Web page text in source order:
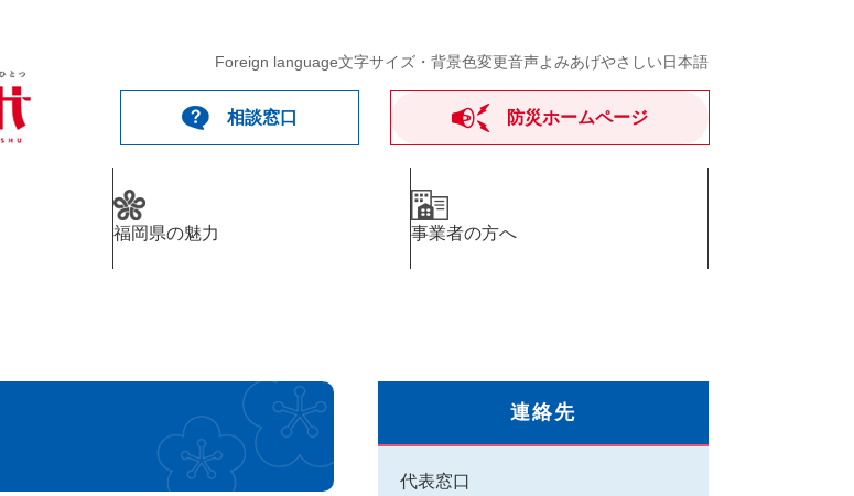
Foreign language文字サイズ・背景色変更音声よみあげやさしい日本語
相談窓口 防災ホームページ
福岡県の魅力 事業者の方へ
連絡先
代表窓口